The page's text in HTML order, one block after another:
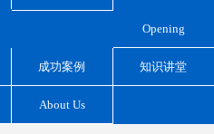
Opening
成功案例 知识讲堂
About Us